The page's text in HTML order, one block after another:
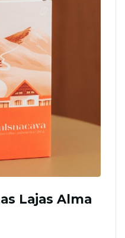
Lajas Alma